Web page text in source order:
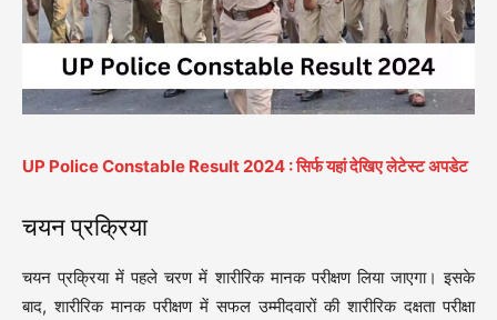
UP Police Constable Result 2024 : सिर्फ यहां देखिए लेटेस्ट अपडेट
चयन प्रक्रिया
चयन प्रक्रिया में पहले चरण में शारीरिक मानक परीक्षण लिया जाएगा। इसके
बाद, शारीरिक मानक परीक्षण में सफल उम्मीदवारों की शारीरिक दक्षता परीक्षा